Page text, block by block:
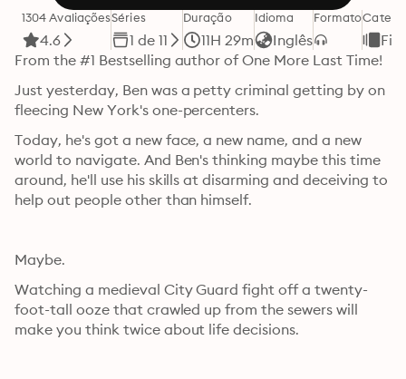
1304 Avaliações
4.6
Séries
1 de 11
Duração
11H 29m
Idioma
Inglês
Formato
From the #1 Bestselling author of One More Last Time!
Just yesterday, Ben was a petty criminal getting by on
fleecing New York's one-percenters.
Today, he's got a new face, a new name, and a new
world to navigate. And Ben's thinking maybe this time
around, he'll use his skills at disarming and deceiving to
help out people other than himself.
Maybe.
Watching a medieval City Guard fight off a twenty-
foot-tall ooze that crawled up from the sewers will
make you think twice about life decisions.